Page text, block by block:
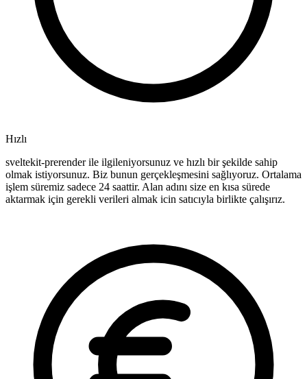
Hızlı
sveltekit-prerender ile ilgileniyorsunuz ve hızlı bir şekilde sahip
olmak istiyorsunuz. Biz bunun gerçekleşmesini sağlıyoruz. Ortalama
işlem süremiz sadece 24 saattir. Alan adını size en kısa sürede
aktarmak için gerekli verileri almak icin satıcıyla birlikte çalışırız.